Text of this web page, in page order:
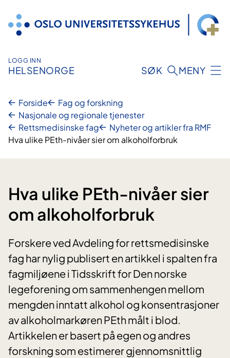
innhold
LOGG INN
HELSENORGE SØK MENY
Forside
Fag og forskning
Nasjonale og regionale tjenester
Rettsmedisinske fag
Nyheter og artikler fra RMF
Hva ulike PEth-nivåer sier om alkoholforbruk
Hva ulike PEth-nivåer sier
om alkoholforbruk
Forskere ved Avdeling for rettsmedisinske
fag har nylig publisert en artikkel i spalten fra
fagmiljøene i Tidsskrift for Den norske
legeforening om sammenhengen mellom
mengden inntatt alkohol og konsentrasjoner
av alkoholmarkøren PEth målt i blod.
Artikkelen er basert på egen og andres
forskning som estimerer gjennomsnittlig